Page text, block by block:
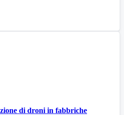
di droni in fabbriche